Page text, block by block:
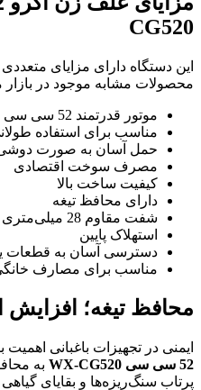
CG520
این دستگاه دارای مزایای
محصولات مشابه موجود در بازار
موتور قدرتمند 52 سی سی
مناسب برای استفاده
حمل آسان به صورت
مصرف سوخت اقتصادی
کیفیت ساخت بالا
دارای محافظ تیغه
شفت مقاوم 28 میلی‌متری
استهلاک پایین
دسترسی آسان به قطعات
مناسب برای مصارف
محافظ تیغه؛ افزایش
ایمنی در تجهیزات باغبانی اهمیت
52 سی سی WX-CG520
به
پرتاب سنگ‌ریزه‌ها و بقایای